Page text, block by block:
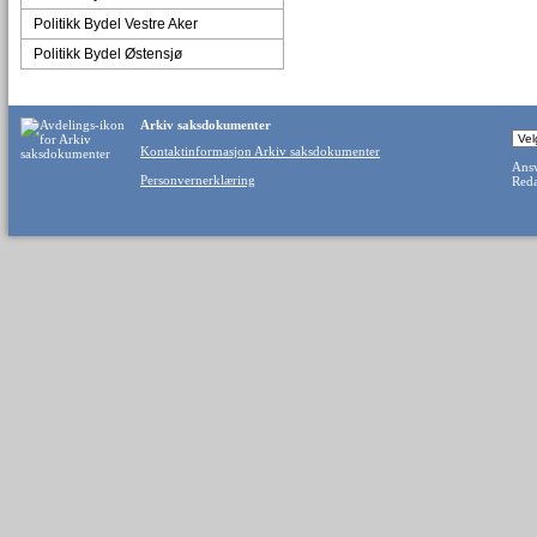
Politikk Bydel Vestre Aker
Politikk Bydel Østensjø
Arkiv saksdokumenter
Kontaktinformasjon Arkiv saksdokumenter
Personvernerklæring